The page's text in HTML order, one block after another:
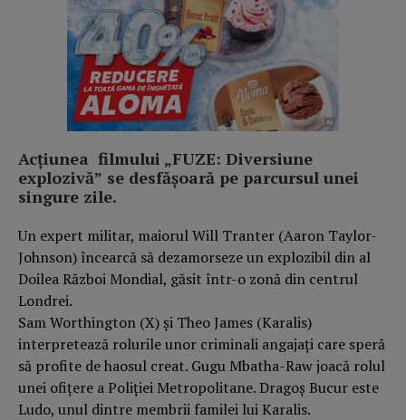
Acțiunea filmului „FUZE: Diversiune
explozivă” se desfășoară pe parcursul unei
singure zile.
Un expert militar, maiorul Will Tranter (Aaron Taylor-
Johnson) încearcă să dezamorseze un explozibil din al
Doilea Război Mondial, găsit într-o zonă din centrul
Londrei.
Sam Worthington (X) și Theo James (Karalis)
interpretează rolurile unor criminali angajați care speră
să profite de haosul creat. Gugu Mbatha-Raw joacă rolul
unei ofițere a Poliției Metropolitane. Dragoș Bucur este
Ludo, unul dintre membrii familei lui Karalis.